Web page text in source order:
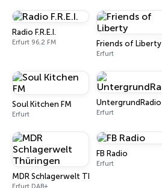
Radio F.R.E.I.
Erfurt 96.2 FM Friends of Liberty
Erfurt
Soul Kitchen FM
Erfurt
UntergrundRadio
Erfurt
MDR Schlagerwelt Thüringen
FB Radio
Erfurt